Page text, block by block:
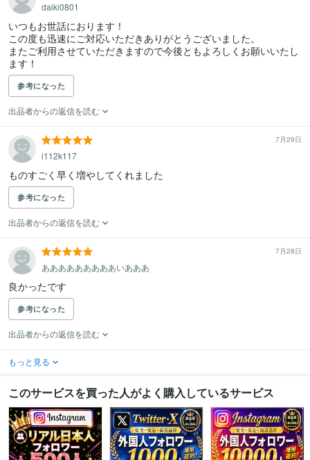
daiki0801
いつもお世話におります！
この度も迅速にご対応いただきありがとうございました。
またご利用させていただきますので今後ともよろしくお願いいたし
ます！
参考になった
出品者からの返信を読む
7月29日
i112k117
ものすごく早く増やしてくれました
参考になった
出品者からの返信を読む
7月28日
あああああああああいあああ
良かったです
参考になった
出品者からの返信を読む
もっと見る
このサービスを買った人がよく購入しているサービス